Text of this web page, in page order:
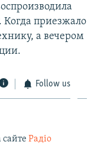
Когда приезжало
а вечером
Follow us
Радіо